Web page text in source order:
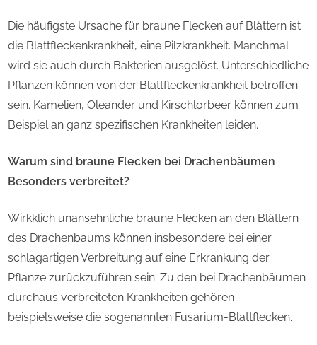
Die häufigste Ursache für braune Flecken auf Blättern ist
die Blattfleckenkrankheit, eine Pilzkrankheit. Manchmal
wird sie auch durch Bakterien ausgelöst. Unterschiedliche
Pflanzen können von der Blattfleckenkrankheit betroffen
sein. Kamelien, Oleander und Kirschlorbeer können zum
Beispiel an ganz spezifischen Krankheiten leiden.
Warum sind braune Flecken bei Drachenbäumen
Besonders verbreitet?
Wirkklich unansehnliche braune Flecken an den Blättern
des Drachenbaums können insbesondere bei einer
schlagartigen Verbreitung auf eine Erkrankung der
Pflanze zurückzuführen sein. Zu den bei Drachenbäumen
durchaus verbreiteten Krankheiten gehören
beispielsweise die sogenannten Fusarium-Blattflecken.